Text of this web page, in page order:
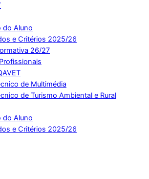
do Aluno
e Critérios 2025/26
26/27
de Multimédia
de Turismo Ambiental e Rural
do Aluno
e Critérios 2025/26